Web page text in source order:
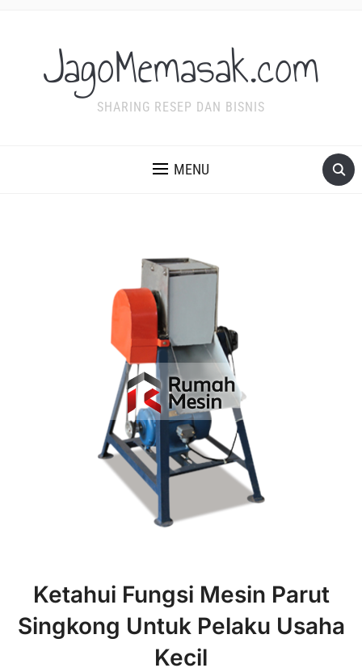
JagoMemasak.com
SHARING RESEP DAN BISNIS
MENU
Ketahui Fungsi Mesin Parut
Singkong Untuk Pelaku Usaha
Kecil